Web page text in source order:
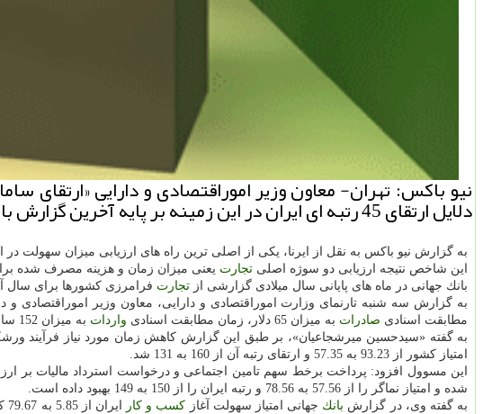
نیو باكس: تهران- معاون وزیر اموراقتصادی و دارایی «ارتقای
دلایل ارتقای 45 رتبه ای ایران در این زمینه بر پایه آخرین گزارش بانك جهانی دانست.
به گزارش نیو باكس به نقل از ایرنا، یكی از اصلی ترین راه های ارزیابی میزان سهولت در
این شاخص نتیجه ارزیابی دو سوژه اصلی تجارت یعنی میزان زمان و هزینه مصرف شده
بانك جهانی در ماه های پایانی سال میلادی گزارشی از تجارت فرامرزی كشورها برای سال
به گزارش سه شنبه تارنمای وزارت اموراقتصادی و دارایی، معاون وزیر اموراقتصادی
مطابقت اسنادی صادرات به میزان 65 دلار، زمان مطابقت اسنادی واردات به میزان 152 ساعت و هزینه مطابقت اسنادی
امتیاز كشور از 93.23 به 57.35 و ارتقای رتبه آن از 160 به 131 شد.
شده و امتیاز نماگر را از 57.56 به 78.56 و رتبه ایران را از 150 به 149 بهبود داده است.
به گفته وی، در گزارش بانك جهانی امتیاز سهولت آغاز كسب و كار ایران از 5.85 به 79.67 كاهش یافته و رتبه ایران در این نماگر 76 پله سقوط كرده است. افزایش 57 روزه زمان آغاز